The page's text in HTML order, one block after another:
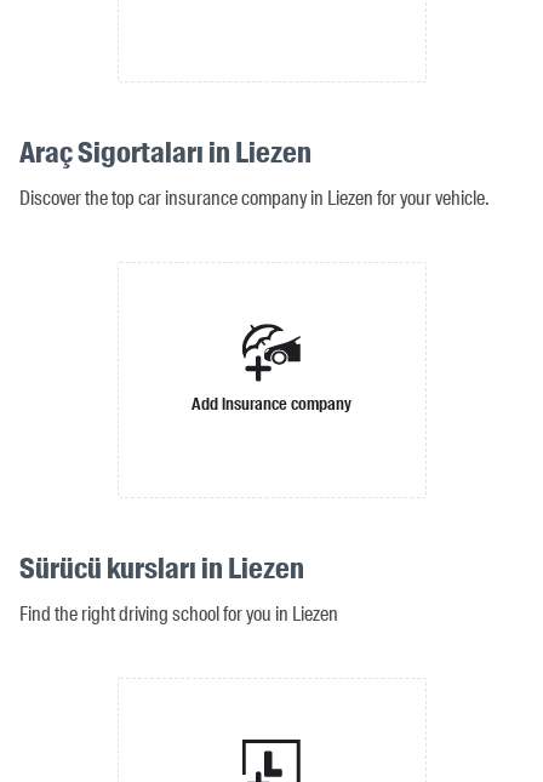
Araç Sigortaları in Liezen
Discover the top car insurance company in Liezen for your vehicle.
Add insurance company
Sürücü kursları in Liezen
Find the right driving school for you in Liezen